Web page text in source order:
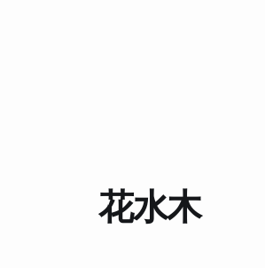
花水木